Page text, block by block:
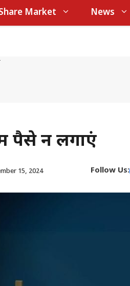
Market News
पैसे न लगाएं
15, 2024 Follow Us: